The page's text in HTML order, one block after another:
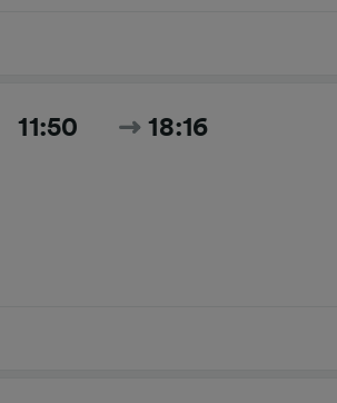
11:50 18:16